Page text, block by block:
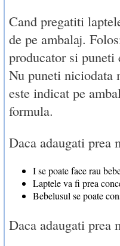
Cand pregatiti
de pe ambalaj.
producator si puneti
Nu puneti niciodata
este indicat pe
formula.
Daca adaugati prea
I se poate face rau
Laptele va fi prea
Bebelusul se poate
Daca adaugati prea